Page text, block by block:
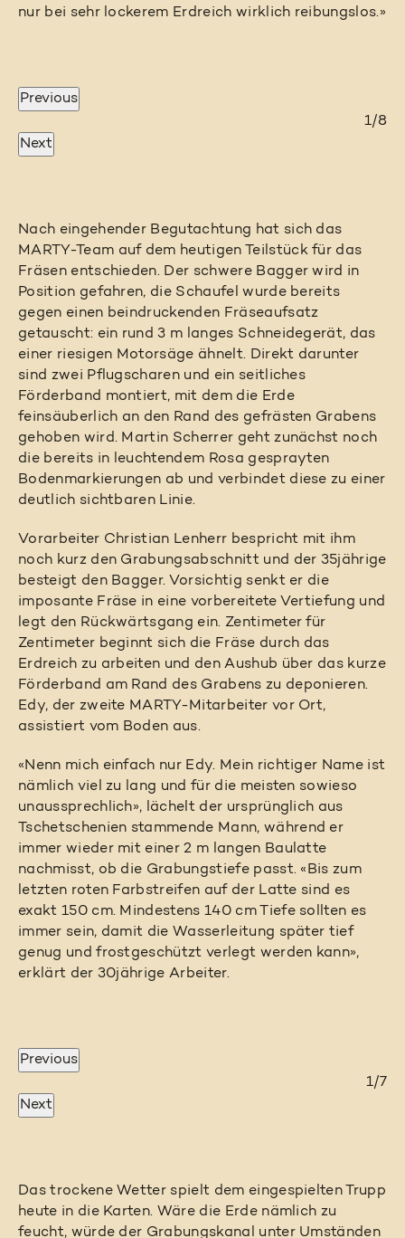
nur bei sehr lockerem Erdreich wirklich reibungslos.»
Previous
1/8
2/8
3/8
4/8
5/8
6/8
7/8
8/8
Next
Nach eingehender Begutachtung hat sich das
MARTY-Team auf dem heutigen Teilstück für das
Fräsen entschieden. Der schwere Bagger wird in
Position gefahren, die Schaufel wurde bereits
gegen einen beindruckenden Fräseaufsatz
getauscht: ein rund 3 m langes Schneidegerät, das
einer riesigen Motorsäge ähnelt. Direkt darunter
sind zwei Pflugscharen und ein seitliches
Förderband montiert, mit dem die Erde
feinsäuberlich an den Rand des gefrästen Grabens
gehoben wird. Martin Scherrer geht zunächst noch
die bereits in leuchtendem Rosa gesprayten
Bodenmarkierungen ab und verbindet diese zu einer
deutlich sichtbaren Linie.
Vorarbeiter Christian Lenherr bespricht mit ihm
noch kurz den Grabungsabschnitt und der 35jährige
besteigt den Bagger. Vorsichtig senkt er die
imposante Fräse in eine vorbereitete Vertiefung und
legt den Rückwärtsgang ein. Zentimeter für
Zentimeter beginnt sich die Fräse durch das
Erdreich zu arbeiten und den Aushub über das kurze
Förderband am Rand des Grabens zu deponieren.
Edy, der zweite MARTY-Mitarbeiter vor Ort,
assistiert vom Boden aus.
«Nenn mich einfach nur Edy. Mein richtiger Name ist
nämlich viel zu lang und für die meisten sowieso
unaussprechlich», lächelt der ursprünglich aus
Tschetschenien stammende Mann, während er
immer wieder mit einer 2 m langen Baulatte
nachmisst, ob die Grabungstiefe passt. «Bis zum
letzten roten Farbstreifen auf der Latte sind es
exakt 150 cm. Mindestens 140 cm Tiefe sollten es
immer sein, damit die Wasserleitung später tief
genug und frostgeschützt verlegt werden kann»,
erklärt der 30jährige Arbeiter.
Previous
1/7
2/7
3/7
4/7
5/7
6/7
7/7
Next
Das trockene Wetter spielt dem eingespielten Trupp
heute in die Karten. Wäre die Erde nämlich zu
feucht, würde der Grabungskanal unter Umständen